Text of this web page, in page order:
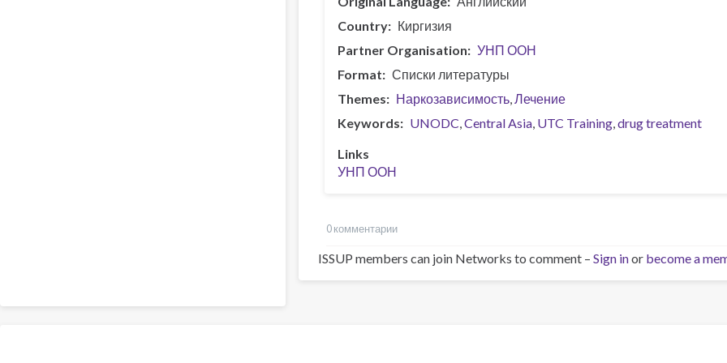
Country
Киргизия
Partner Organisation
УНП ООН
Format
Списки литературы
Themes
Наркозависимость Лечение
Keywords
UNODC Central Asia UTC Training drug treatment
Links
УНП ООН
0 комментарии
ISSUP members can join Networks to comment – Sign inor become a